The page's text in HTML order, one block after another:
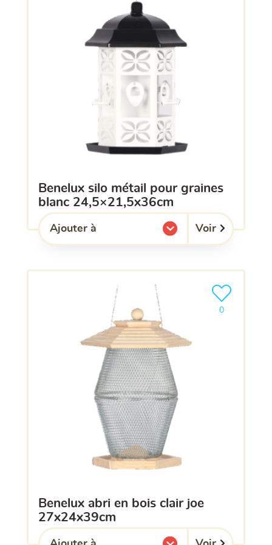
benelux silo métail pour graines
blanc 24,5×21,5x36cm
Ajouter à
l'une de mes listes. Voir
benelux abri en bois clair joe
27x24x39cm
0
Ajouter le